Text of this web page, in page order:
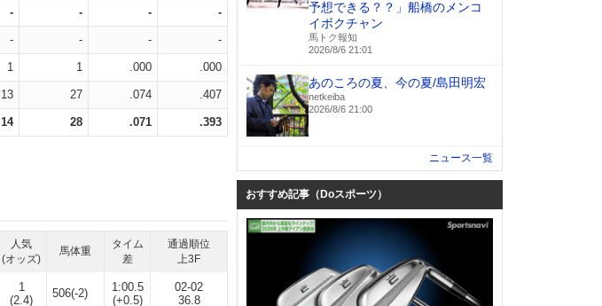
- - - -
- - - -
1 1 .000 .000
13 27 .074 .407
14 28 .071 .393
人気
(オッズ)
馬体重
タイム
差
通過順位
上3F
1
(2.4)
506(-2)
1:00.5
(+0.5)
02-02
36.8
予想できる？？」船橋のメンコ
イボクチャン
馬トク報知
2026/8/6 21:01
あのころの夏、今の夏/島田明宏
netkeiba
2026/8/6 21:00
ニュース一覧
おすすめ記事（Doスポーツ）